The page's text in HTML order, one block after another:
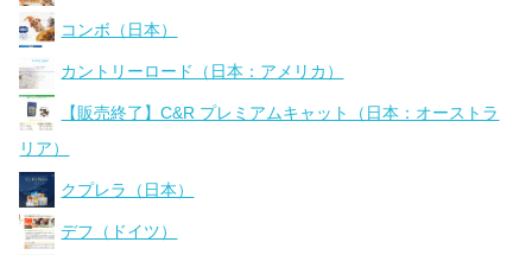
コンボ（日本）
カントリーロード（日本：アメリカ）
【販売終了】C&R プレミアムキャット（日本：オーストラ
リア）
クプレラ（日本）
デフ（ドイツ）